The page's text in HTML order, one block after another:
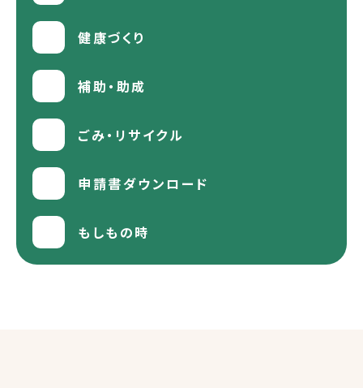
健康づくり
補助・助成
ごみ・リサイクル
申請書ダウンロード
もしもの時